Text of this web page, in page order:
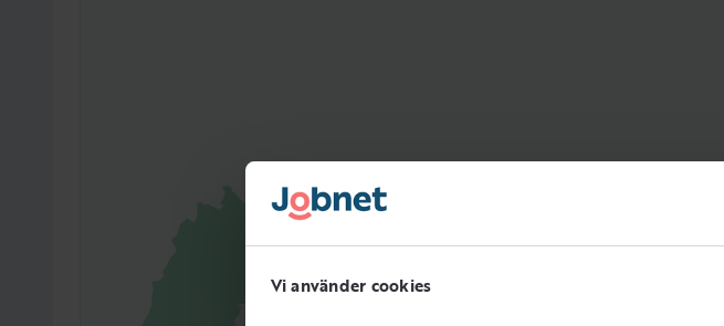
Vi använder cookies